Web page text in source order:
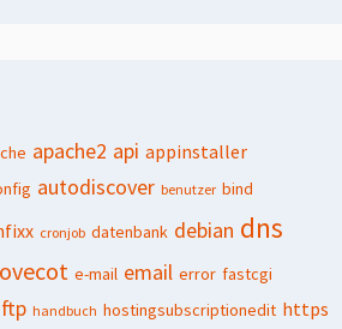
apache2 api appinstaller
autodiscover benutzer bind
cronjob datenbank debian dns
e-mail email error fastcgi
ftp handbuch hostingsubscriptionedit https